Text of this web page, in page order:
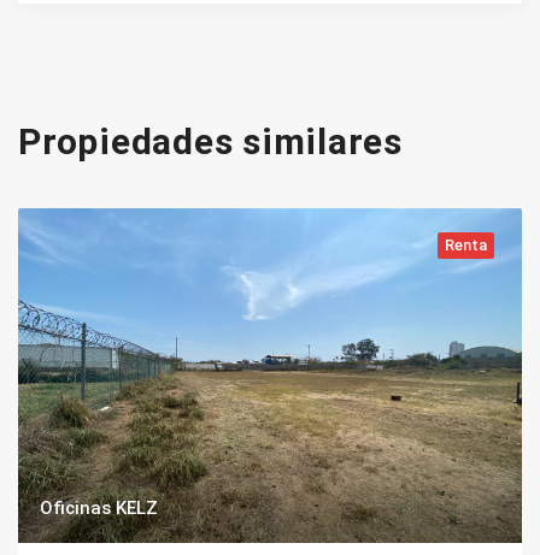
Propiedades similares
Renta
Oficinas KELZ